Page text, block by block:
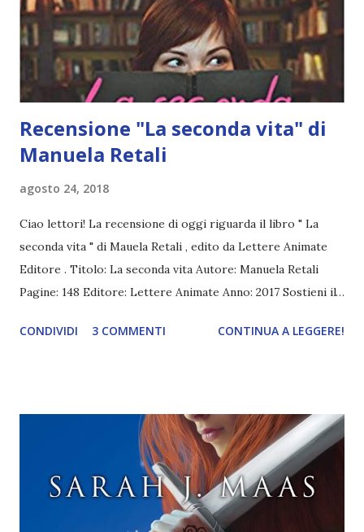
quarto volume è un vero e proprio traguardo. Volume
dopo volume spesso i lettori perdono interesse, quindi a
questo punto è fondamentale far conoscere a più persone
possibi...
Recensione "La seconda vita" di
Manuela Retali
agosto 24, 2018
Ciao lettori! La recensione di oggi riguarda il libro " La
seconda vita " di Mauela Retali , edito da Lettere Animate
Editore . Titolo: La seconda vita Autore: Manuela Retali
Pagine: 148 Editore: Lettere Animate Anno: 2017 Sostieni il
aggiuntivo!) Greta Collins ha quasi quarant’anni e si è da
e vecchie passioni, che insieme al calore e al supporto delle
persone care, degli amici, e della sua stessa forza,
l’aiuteranno a cercare una strada nella quale riconoscersi e
dove ritrovare quell’amore per se stessa, che troppo
spesso viene dimenticato. In questo romanzo, ho voluto
CONDIVIDI 3 COMMENTI CONTINUA A LEGGERE!